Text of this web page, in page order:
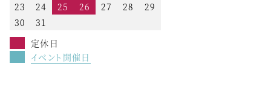
23
24 25 26 27 28
29
30
31
定休日
イベント開催日